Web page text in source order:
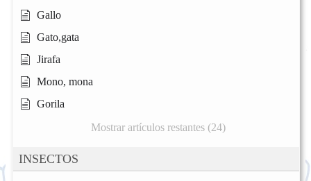
Gallo
Gato,gata
Jirafa
Mono, mona
Gorila
Mostrar artículos restantes (24)
INSECTOS